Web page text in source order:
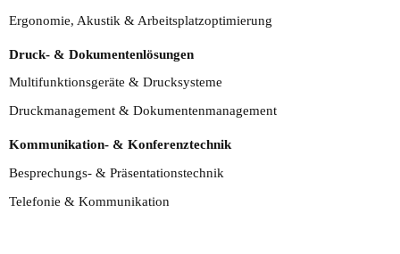
Ergonomie, Akustik & Arbeitsplatzoptimierung
Druck- & Dokumentenlösungen
Multifunktionsgeräte & Drucksysteme
Druckmanagement & Dokumentenmanagement
Kommunikation- & Konferenztechnik
Besprechungs- & Präsentationstechnik
Telefonie & Kommunikation
Telefonnummer
Betreff